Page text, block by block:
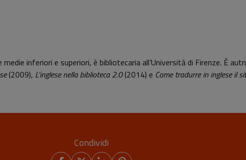
inferiori e superiori, è bibliotecaria all’Università di Firenze. È
(2009), L’inglese nella biblioteca 2.0(2014) e Come tradurre in inglese il
Condividi